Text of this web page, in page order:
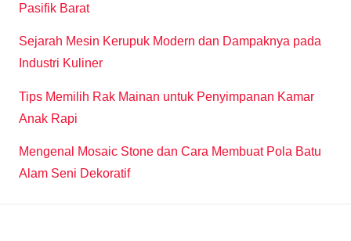
Pasifik Barat
Sejarah Mesin Kerupuk Modern dan Dampaknya pada
Industri Kuliner
Tips Memilih Rak Mainan untuk Penyimpanan Kamar
Anak Rapi
Mengenal Mosaic Stone dan Cara Membuat Pola Batu
Alam Seni Dekoratif